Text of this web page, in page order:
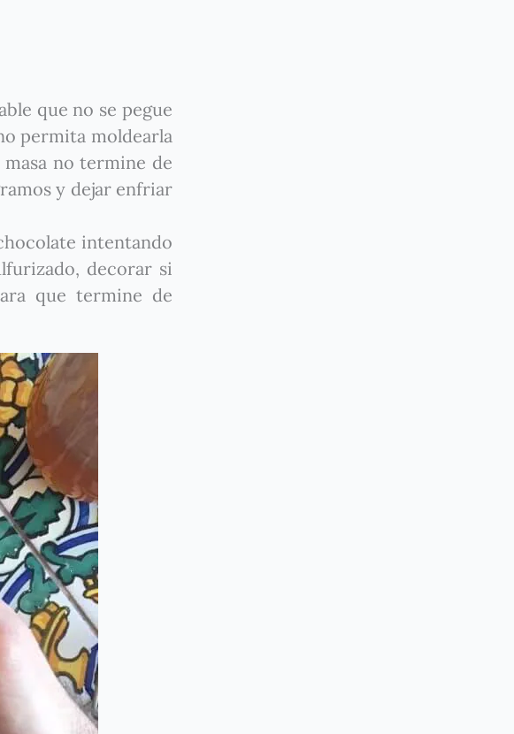
que no se pegue
permita moldearla
no termine de
y dejar enfriar
intentando
decorar si
que termine de